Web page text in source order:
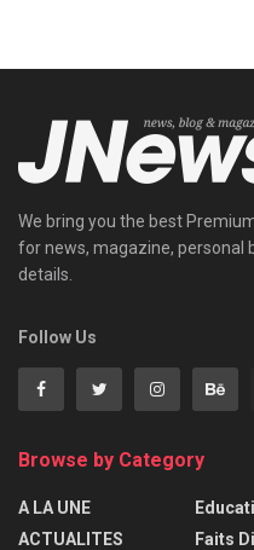
We bring you the best
for news, magazine, personal
details.
Follow Us
Browse by Category
A LA UNE
ACTUALITES
Faits